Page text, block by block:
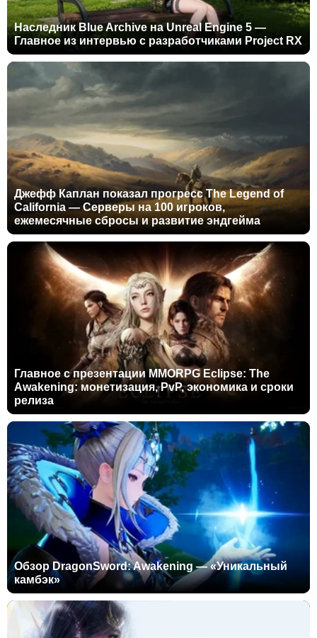
Наследник Blue Archive на Unreal Engine 5 —
Главное из интервью с разработчиками Project RX
Джефф Каплан показал прогресс The Legend of
California — Серверы на 100 игроков,
ежемесячные сбросы и развитие эндгейма
Главное с презентации MMORPG Eclipse: The
Awakening: монетизация, PvP, экономика и сроки
релиза
Обзор DragonSword: Awakening — «Уникальный
камбэк»